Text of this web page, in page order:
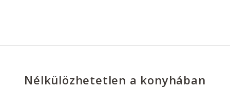
Nélkülözhetetlen a konyhában